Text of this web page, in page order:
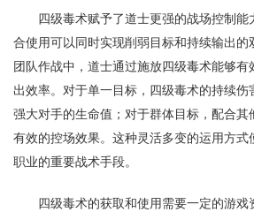
四级毒术赋予了道士更强的战场控制能
合使用可以同时实现削弱目标和持续输出的
团队作战中，道士通过施放四级毒术能够有
出效率。对于单一目标，四级毒术的持续伤
强大对手的生命值；对于群体目标，配合其
有效的控场效果。这种灵活多变的运用方式
职业的重要战术手段。
四级毒术的获取和使用需要一定的游戏